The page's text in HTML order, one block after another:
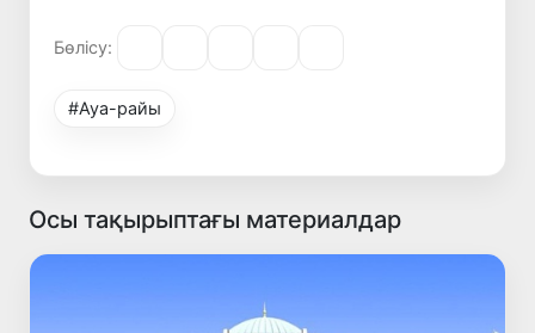
Бөлісу:
#Ауа-райы
Осы тақырыптағы материалдар